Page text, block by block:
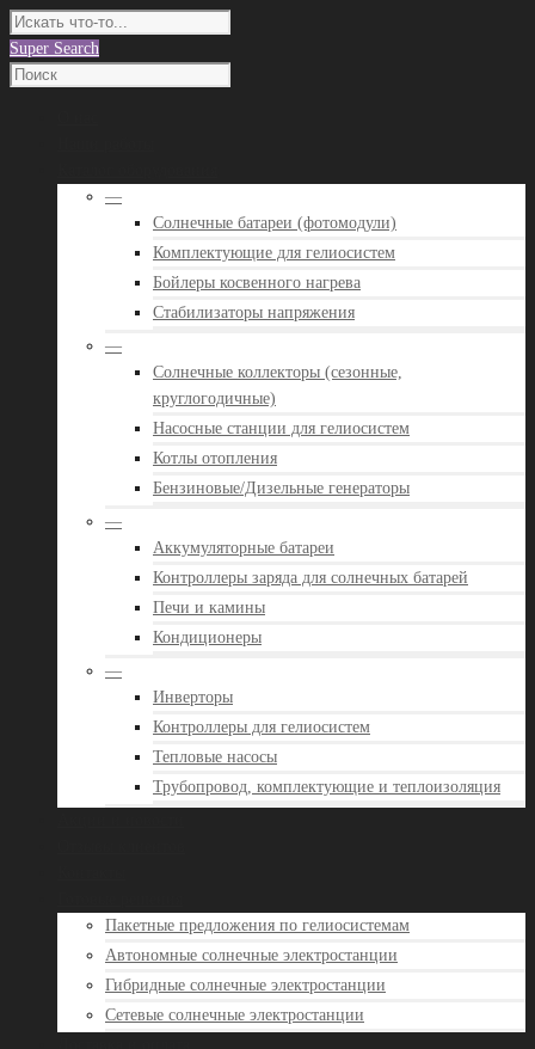
Super Search
—
Солнечные батареи (фотомодули)
Комплектующие для гелиосистем
Бойлеры косвенного нагрева
Стабилизаторы напряжения
—
Солнечные коллекторы (сезонные,
круглогодичные)
Насосные станции для гелиосистем
Котлы отопления
Бензиновые/Дизельные генераторы
—
Аккумуляторные батареи
Контроллеры заряда для солнечных батарей
Печи и камины
Кондиционеры
—
Инверторы
Контроллеры для гелиосистем
Тепловые насосы
Трубопровод, комплектующие и теплоизоляция
Пакетные предложения по гелиосистемам
Автономные солнечные электростанции
Гибридные солнечные электростанции
Сетевые солнечные электростанции